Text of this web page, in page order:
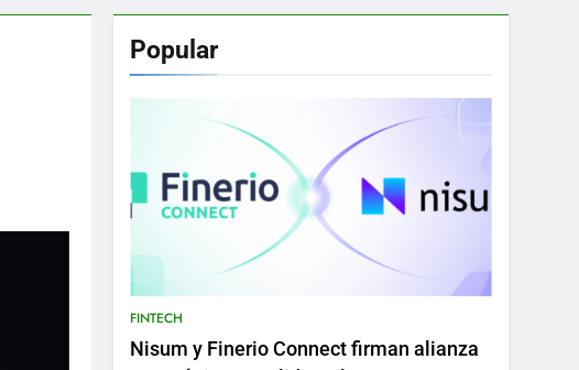
Popular
FINTECH
Nisum y Finerio Connect firman alianza